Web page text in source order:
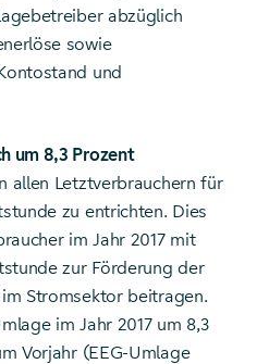
abzüglich
sowie
und
um 8,3 Prozent
allen Letztverbrauchern für
zu entrichten. Dies
im Jahr 2017 mit
zur Förderung der
Stromsektor beitragen.
im Jahr 2017 um 8,3
Vorjahr (EEG-Umlage